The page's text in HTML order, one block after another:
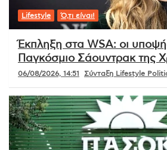
Lifestyle Ό,τι είναι!
Έκπληξη στα WSA: οι
Παγκόσμιο Σάουντρακ της
06/08/2026, 14:51 Σύνταξη Lifestyle